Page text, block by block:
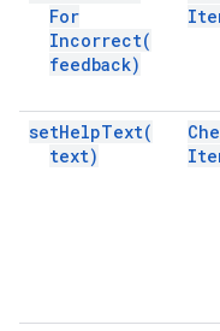
For
Incorrect(
feedback)
setHelpText(
text)